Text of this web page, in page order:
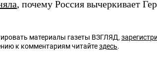
, почему Россия вычеркивает
материалы газеты ВЗГЛЯД,
к комментариям читайтездесь.